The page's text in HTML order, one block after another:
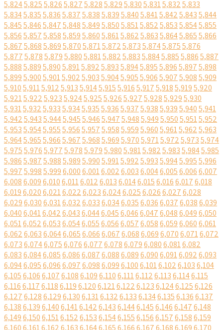
5,8245,8255,8265,8275,8285,8295,8305,8315,8325,833
5,8345,8355,8365,8375,8385,8395,8405,8415,8425,8435,844
5,8455,8465,8475,8485,8495,8505,8515,8525,8535,8545,855
5,8565,8575,8585,8595,8605,8615,8625,8635,8645,8655,866
5,8675,8685,8695,8705,8715,8725,8735,8745,8755,876
5,8775,8785,8795,8805,8815,8825,8835,8845,8855,8865,887
5,8885,8895,8905,8915,8925,8935,8945,8955,8965,8975,898
5,8995,9005,9015,9025,9035,9045,9055,9065,9075,9085,909
5,9105,9115,9125,9135,9145,9155,9165,9175,9185,9195,920
5,9215,9225,9235,9245,9255,9265,9275,9285,9295,930
5,9315,9325,9335,9345,9355,9365,9375,9385,9395,9405,941
5,9425,9435,9445,9455,9465,9475,9485,9495,9505,9515,952
5,9535,9545,9555,9565,9575,9585,9595,9605,9615,9625,963
5,9645,9655,9665,9675,9685,9695,9705,9715,9725,9735,974
5,9755,9765,9775,9785,9795,9805,9815,9825,9835,9845,985
5,9865,9875,9885,9895,9905,9915,9925,9935,9945,9955,996
5,9975,9985,9996,0006,0016,0026,0036,0046,0056,0066,007
6,0086,0096,0106,0116,0126,0136,0146,0156,0166,0176,018
6,0196,0206,0216,0226,0236,0246,0256,0266,0276,028
6,0296,0306,0316,0326,0336,0346,0356,0366,0376,0386,039
6,0406,0416,0426,0436,0446,0456,0466,0476,0486,0496,050
6,0516,0526,0536,0546,0556,0566,0576,0586,0596,0606,061
6,0626,0636,0646,0656,0666,0676,0686,0696,0706,0716,072
6,0736,0746,0756,0766,0776,0786,0796,0806,0816,082
6,0836,0846,0856,0866,0876,0886,0896,0906,0916,0926,093
6,0946,0956,0966,0976,0986,0996,1006,1016,1026,1036,104
6,1056,1066,1076,1086,1096,1106,1116,1126,1136,1146,115
6,1166,1176,1186,1196,1206,1216,1226,1236,1246,1256,126
6,1276,1286,1296,1306,1316,1326,1336,1346,1356,1366,137
6,1386,1396,1406,1416,1426,1436,1446,1456,1466,1476,148
6,1496,1506,1516,1526,1536,1546,1556,1566,1576,1586,159